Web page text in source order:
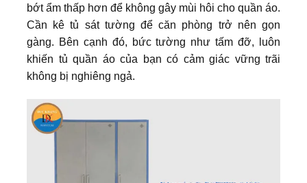
bớt ẩm thấp hơn để không gây mùi hôi cho quần áo.
Cần kê tủ sát tường để căn phòng trở nên gọn
gàng. Bên cạnh đó, bức tường như tấm đỡ, luôn
khiến tủ quần áo của bạn có cảm giác vững trãi
không bị nghiêng ngả.